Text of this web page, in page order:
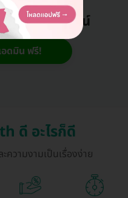
ทุกวันทางไลน์
ดมิน ฟรี!
ดี อะไรก็ดี
ความงามเป็นเรื่องง่าย